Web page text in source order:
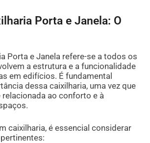
Porta e Janela: O
Porta e Janela refere-se a todos os
a estrutura e a funcionalidade
em edifícios. É fundamental
dessa caixilharia, uma vez que
ao conforto e à
caixilharia, é essencial considerar